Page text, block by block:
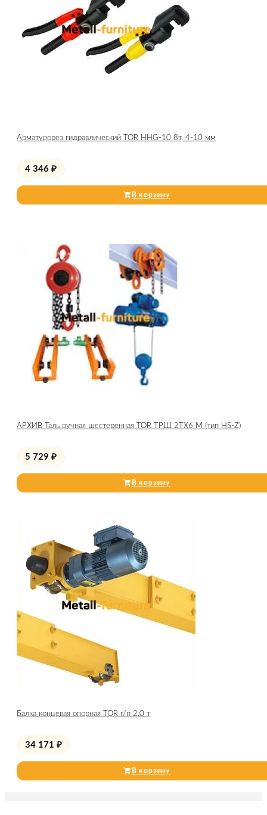
Арматурорез гидравлический TOR HHG-10 8т, 4-10 мм
4 346 ₽
В корзину
АРХИВ Таль ручная шестеренная TOR ТРШ 2ТХ6 М (тип HS-Z)
5 729 ₽
В корзину
Балка концевая опорная TOR г/п 2,0 т
34 171 ₽
В корзину